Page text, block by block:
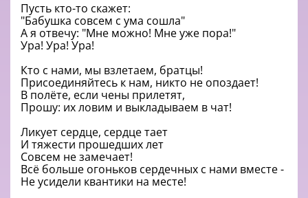
Пусть кто-то скажет:
"Бабушка совсем с ума сошла"
А я отвечу: "Мне можно! Мне уже пора!"
Ура! Ура! Ура!
Кто с нами, мы взлетаем, братцы!
Присоединяйтесь к нам, никто не опоздает!
В полёте, если чены прилетят,
Прошу: их ловим и выкладываем в чат!
Ликует сердце, сердце тает
И тяжести прошедших лет
Совсем не замечает!
Всё больше огоньков сердечных с нами вместе -
Не усидели квантики на месте!